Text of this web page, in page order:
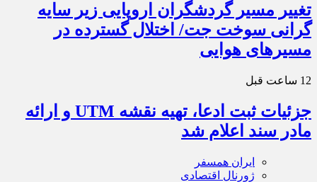
تغییر مسیر گردشگران اروپایی زیر سایه
گرانی سوخت جت/ اختلال گسترده در
مسیرهای هوایی
12 ساعت قبل
جزئیات ثبت ادعا، تهیه نقشه UTM و ارائه
مادر سند اعلام شد
ایران همسفر
ژورنال اقتصادی